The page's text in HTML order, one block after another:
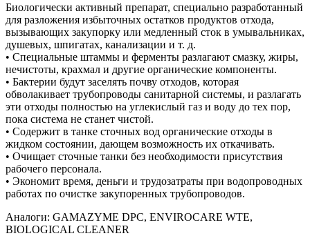
Биологически активный препарат, специально разработанный
для разложения избыточных остатков продуктов отхода,
вызывающих закупорку или медленный сток в умывальниках,
душевых, шпигатах, канализации и т. д.
• Специальные штаммы и ферменты разлагают смазку, жиры,
нечистоты, крахмал и другие органические компоненты.
• Бактерии будут заселять почву отходов, которая
обволакивает трубопроводы санитарной системы, и разлагать
эти отходы полностью на углекислый газ и воду до тех пор,
пока система не станет чистой.
• Содержит в танке сточных вод органические отходы в
жидком состоянии, дающем возможность их откачивать.
• Очищает сточные танки без необходимости присутствия
рабочего персонала.
• Экономит время, деньги и трудозатраты при водопроводных
работах по очистке закупоренных трубопроводов.
Аналоги: GAMAZYME DPC, ENVIROCARE WTE,
BIOLOGICAL CLEANER